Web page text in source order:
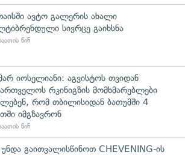
ავტო გალერის ახალი
სივრცე გაიხსნა
წინ
იოსელიანი: აგვისტოს თვიდან
რკინიგზის მომხმარებლები
რომ თბილისიდან ბათუმში 4
იმგზავრონ
წინ
გაითვალისწინოთ CHEVENING-ის